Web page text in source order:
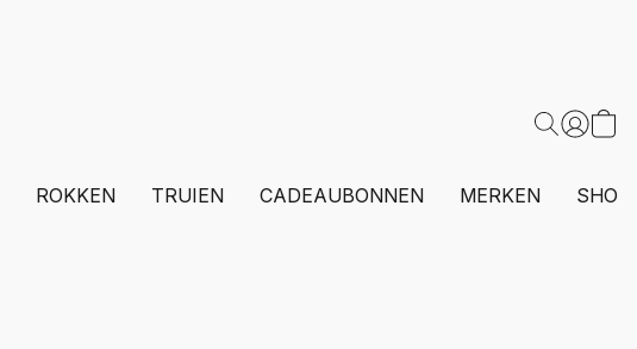
ROKKEN TRUIEN CADEAUBONNEN MERKEN SHOP